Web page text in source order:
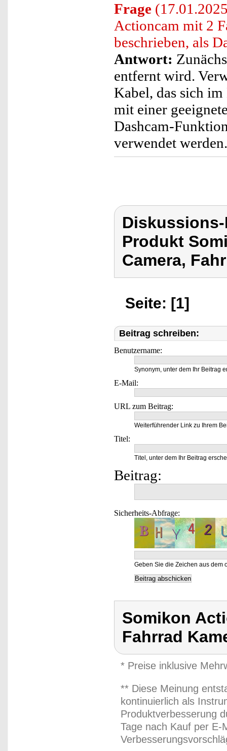
Frage
Actioncam mit 2
beschrieben, als
Antwort:
entfernt wird.
Kabel, das sich
mit einer
Dashcam-
verwendet werden.
Produkt
Camera,
Seite: [1]
Beitrag schreiben:
Benutzername:
Synonym, unter dem Ihr Beitrag
E-Mail:
URL zum Beitrag:
Weiterführender Link zu Ihrem
Titel:
Titel, unter dem Ihr Beitrag
Beitrag:
Sicherheits-Abfrage:
Geben Sie die Zeichen aus dem
Somikon
Fahrrad
* Preise inklusive
** Diese Meinung
kontinuierlich als
Produktverbesserung
Tage nach Kauf per E-